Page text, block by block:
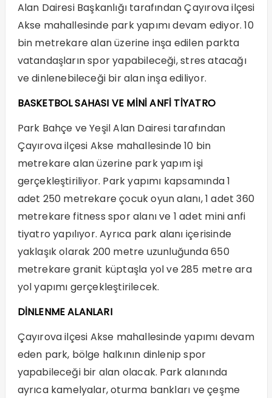
Alan Dairesi Başkanlığı tarafından Çayırova ilçesi
Akse mahallesinde park yapımı devam ediyor. 10
bin metrekare alan üzerine inşa edilen parkta
vatandaşların spor yapabileceği, stres atacağı
ve dinlenebileceği bir alan inşa ediliyor.
BASKETBOL SAHASI VE MİNİ ANFİ TİYATRO
Park Bahçe ve Yeşil Alan Dairesi tarafından
Çayırova ilçesi Akse mahallesinde 10 bin
metrekare alan üzerine park yapım işi
gerçekleştiriliyor. Park yapımı kapsamında 1
adet 250 metrekare çocuk oyun alanı, 1 adet 360
metrekare fitness spor alanı ve 1 adet mini anfi
tiyatro yapılıyor. Ayrıca park alanı içerisinde
yaklaşık olarak 200 metre uzunluğunda 650
metrekare granit küptaşla yol ve 285 metre ara
yol yapımı gerçekleştirilecek.
DİNLENME ALANLARI
Çayırova ilçesi Akse mahallesinde yapımı devam
eden park, bölge halkının dinlenip spor
yapabileceği bir alan olacak. Park alanında
ayrıca kamelyalar, oturma bankları ve çeşme